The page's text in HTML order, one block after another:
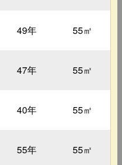
49年 55㎡
47年 55㎡
40年 55㎡
55年 55㎡